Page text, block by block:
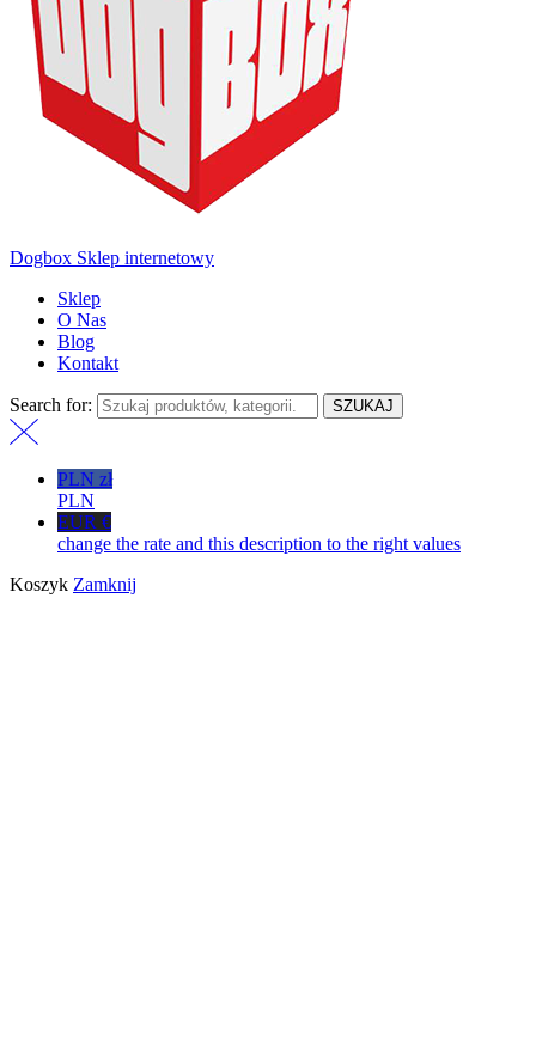
Dogbox Sklep internetowy
Sklep
O Nas
Blog
Kontakt
Search for: SZUKAJ
PLN zł
PLN
EUR €
change the rate and this description to the right values
Koszyk Zamknij